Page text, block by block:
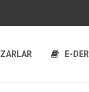
E-